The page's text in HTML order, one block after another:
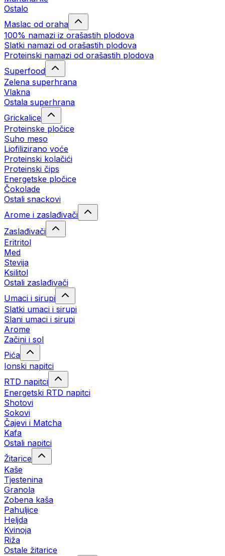
Ostalo
Maslac od oraha
100% namazi iz orašastih plodova
Slatki namazi od orašastih plodova
Proteinski namazi od orašastih plodova
Superfood
Zelena superhrana
Vlakna
Ostala superhrana
Grickalice
Proteinske pločice
Suho meso
Liofilizirano voće
Proteinski kolačići
Proteinski čips
Energetske pločice
Čokolade
Ostali snackovi
Arome i zaslađivači
Zaslađivači
Eritritol
Med
Stevija
Ksilitol
Ostali zaslađivači
Umaci i sirupi
Slatki umaci i sirupi
Slani umaci i sirupi
Arome
Začini i sol
Pića
Ionski napitci
RTD napitci
Energetski RTD napitci
Shotovi
Sokovi
Čajevi i Matcha
Kafa
Ostali napitci
Žitarice
Kaše
Tjestenina
Granola
Zobena kaša
Pahuljice
Heljda
Kvinoja
Riža
Ostale žitarice